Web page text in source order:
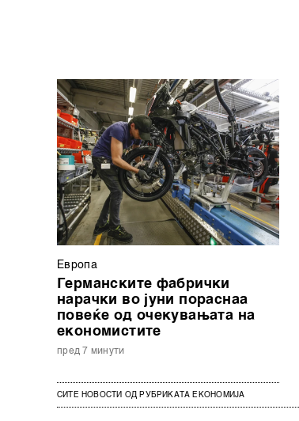
Европа
Германските фабрички
нарачки во јуни пораснаа
повеќе од очекувањата на
економистите
пред 7 минути
СИТЕ НОВОСТИ ОД РУБРИКАТА ЕКОНОМИЈА